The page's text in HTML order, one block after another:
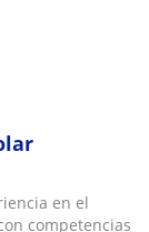
en el
competencias